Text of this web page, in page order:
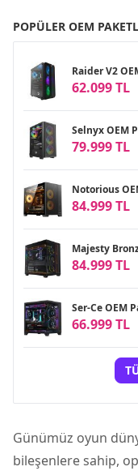
POPÜLER OEM
Raider V2
62.099 TL
Selnyx OEM
79.999 TL
Notorious
84.999 TL
Majesty
84.999 TL
Ser-Ce OEM
66.999 TL
Günümüz oyun
bileşenlere sahip,